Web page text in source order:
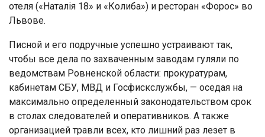
отеля («Наталія 18» и «Колиба») и ресторан «Форос» во
Львове.
Писной и его подручные успешно устраивают так,
чтобы все дела по захваченным заводам гуляли по
ведомствам Ровненской области: прокуратурам,
кабинетам СБУ, МВД и Госфискслужбы, — оседая на
максимально определенный законодательством срок
в столах следователей и оперативников. А также
организацией травли всех, кто лишний раз лезет в